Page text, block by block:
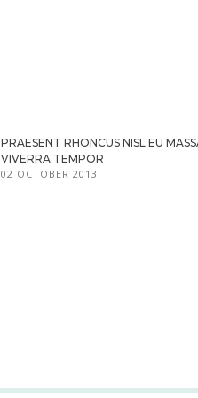
PRAESENT RHONCUS NISL EU
VIVERRA TEMPOR
02 OCTOBER 2013